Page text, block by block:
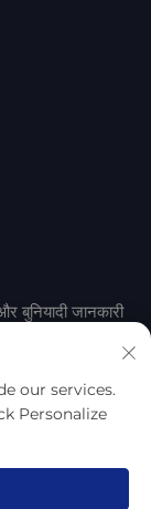
बुनियादी जानकारी
सदस्यता लें
our services.
Personalize